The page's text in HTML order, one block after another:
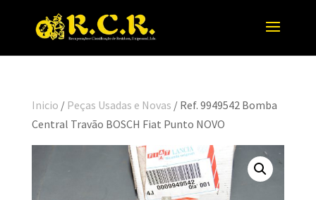
Inicio / Peças Usadas e Novas / Ref. 9949542 Bomba
Central Travão BOSCH Fiat Punto NOVO